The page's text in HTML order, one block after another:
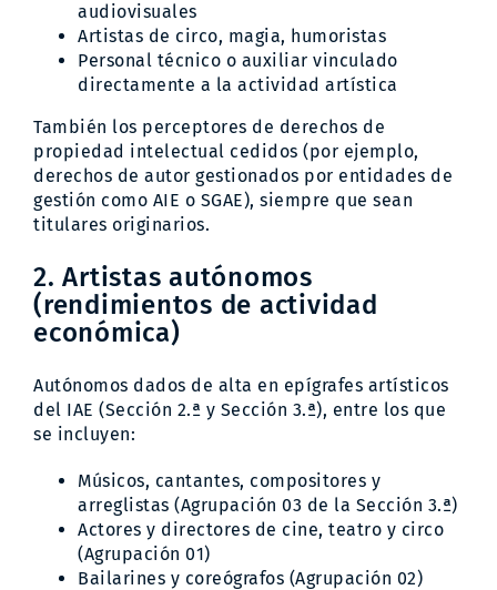
audiovisuales
Artistas de circo, magia, humoristas
Personal técnico o auxiliar vinculado
directamente a la actividad artística
También los perceptores de derechos de
propiedad intelectual cedidos (por ejemplo,
derechos de autor gestionados por entidades de
gestión como AIE o SGAE), siempre que sean
titulares originarios.
2. Artistas autónomos
(rendimientos de actividad
económica)
Autónomos dados de alta en epígrafes artísticos
del IAE (Sección 2.ª y Sección 3.ª), entre los que
se incluyen:
Músicos, cantantes, compositores y
arreglistas (Agrupación 03 de la Sección 3.ª)
Actores y directores de cine, teatro y circo
(Agrupación 01)
Bailarines y coreógrafos (Agrupación 02)